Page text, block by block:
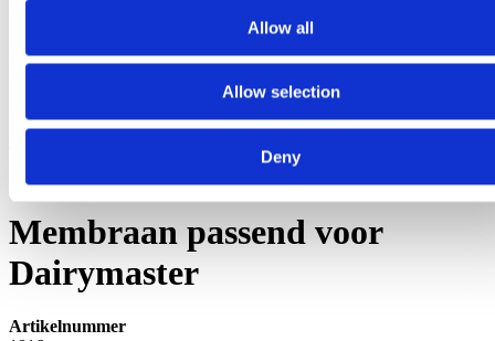
Allow all
Allow selection
Deny
Melkpomp en melkleiding
Membraan passend voor
Dairymaster
Artikelnummer